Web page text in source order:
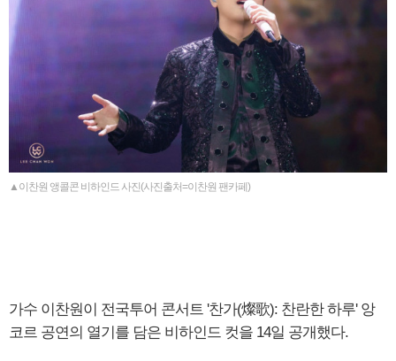
▲이찬원 앵콜콘 비하인드 사진(사진출처=이찬원 팬카페)
가수 이찬원이 전국투어 콘서트 '찬가(燦歌): 찬란한 하루' 앙
코르 공연의 열기를 담은 비하인드 컷을 14일 공개했다.